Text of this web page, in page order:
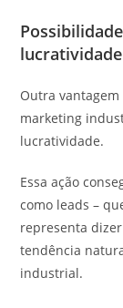
lucratividade
Outra
marketing
lucratividade.
Essa ação
como leads –
representa
tendência
industrial.